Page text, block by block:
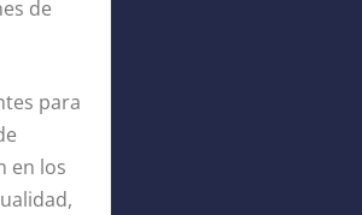
de
para
en los